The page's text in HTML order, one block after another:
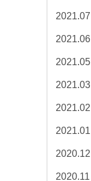
2021.07
2021.06
2021.05
2021.03
2021.02
2021.01
2020.12
2020.11